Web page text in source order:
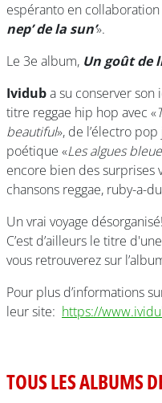
espéranto en
nep’ de la sun’».
Le 3e album, Un goût de
Ividuba su conserver son
titre reggae hip hop avec «
beautiful», de l’électro
poétique «Les algues
encore bien des surprises
chansons reggae, ruby-a-
Un vrai voyage désorganisé!
C’est d’ailleurs le titre
vous retrouverez sur
Pour plus d’informations
leur site: https://
TOUS LES ALBUMS